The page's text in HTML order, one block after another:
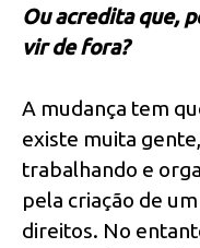
Ou acredita que,
vir de fora?
A mudança tem
existe muita
trabalhando e
pela criação de
direitos. No